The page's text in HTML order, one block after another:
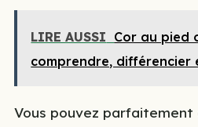
LIRE AUSSI Cor au pied
comprendre, différencier
Vous pouvez parfaitement